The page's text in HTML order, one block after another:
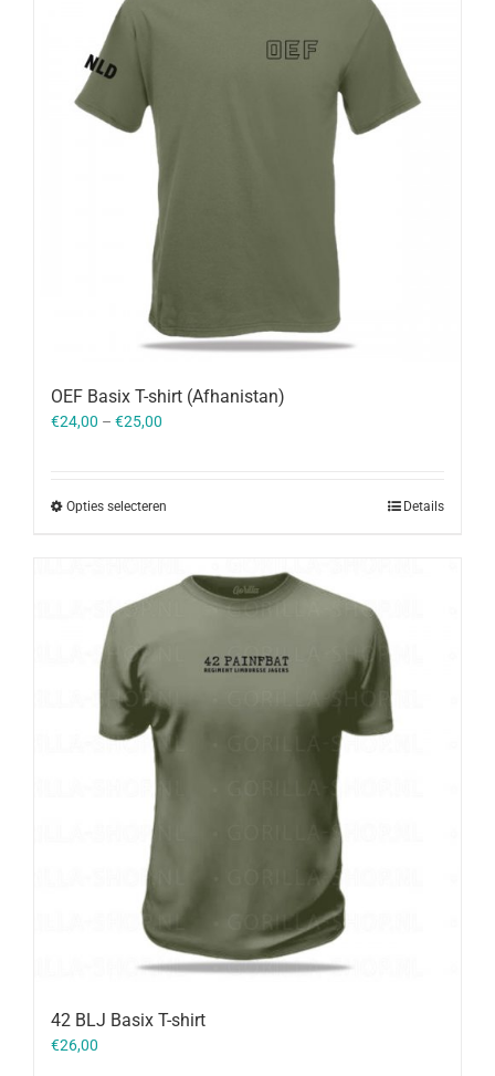
OEF Basix T-shirt (Afhanistan)
€24,00 – €25,00
Opties selecteren Details
42 BLJ Basix T-shirt
€26,00